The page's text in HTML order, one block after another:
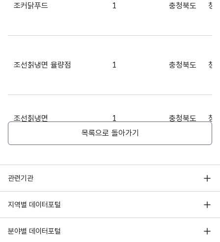
조커닭푸드 1 충청북도 청
조선칡냉면 율량점 1 충청북도 청
조선칡냉면 1 충청북도 청
킹부대찌개 내수점 청
목록으로 돌아가기
관련기관
행정안전부
한국지능정보사회진흥원
국가정보자원관리원
지역별 데이터포털
서울 열린데이터광장
경기데이터드림
분야별 데이터포털
기상자료개방포털